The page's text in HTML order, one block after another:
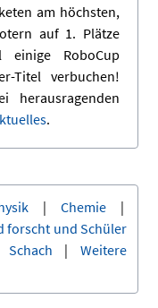
am höchsten,
auf 1. Plätze
RoboCup
Titel verbuchen!
herausragenden
.
| Chemie|
forscht und Schüler
Schach | Weitere